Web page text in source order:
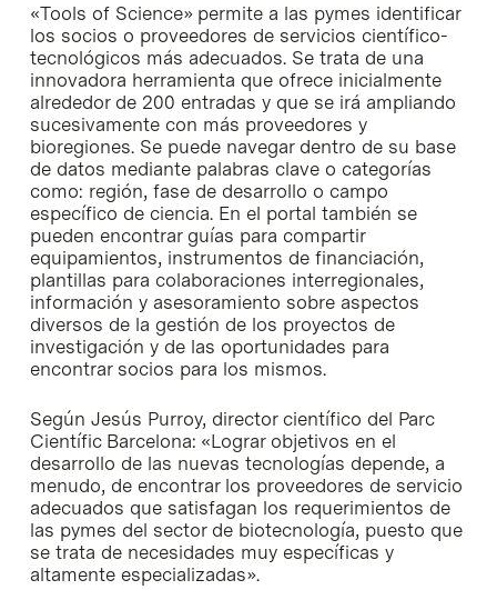
«Tools of Science» permite a las pymes identificar
los socios o proveedores de servicios científico-
tecnológicos más adecuados. Se trata de una
innovadora herramienta que ofrece inicialmente
alrededor de 200 entradas y que se irá ampliando
sucesivamente con más proveedores y
bioregiones. Se puede navegar dentro de su base
de datos mediante palabras clave o categorías
como: región, fase de desarrollo o campo
específico de ciencia. En el portal también se
pueden encontrar guías para compartir
equipamientos, instrumentos de financiación,
plantillas para colaboraciones interregionales,
información y asesoramiento sobre aspectos
diversos de la gestión de los proyectos de
investigación y de las oportunidades para
encontrar socios para los mismos.
Según Jesús Purroy, director científico del Parc
Científic Barcelona: «Lograr objetivos en el
desarrollo de las nuevas tecnologías depende, a
menudo, de encontrar los proveedores de servicio
adecuados que satisfagan los requerimientos de
las pymes del sector de biotecnología, puesto que
se trata de necesidades muy específicas y
altamente especializadas».